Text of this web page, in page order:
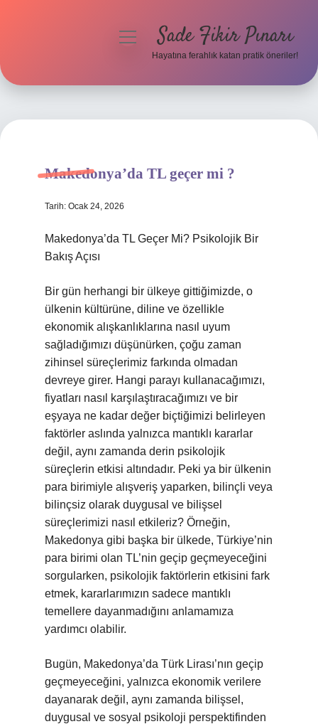
Hakkımızda
menüyüSade Fikir Pınarı
Hayatına ferahlık katan pratik öneriler!
Makedonya’da TL geçer mi ?
Tarih: Ocak 24, 2026
Makedonya’da TL Geçer Mi? Psikolojik Bir
Bakış Açısı
Bir gün herhangi bir ülkeye gittiğimizde, o
ülkenin kültürüne, diline ve özellikle
ekonomik alışkanlıklarına nasıl uyum
sağladığımızı düşünürken, çoğu zaman
zihinsel süreçlerimiz farkında olmadan
devreye girer. Hangi parayı kullanacağımızı,
fiyatları nasıl karşılaştıracağımızı ve bir
eşyaya ne kadar değer biçtiğimizi belirleyen
faktörler aslında yalnızca mantıklı kararlar
değil, aynı zamanda derin psikolojik
süreçlerin etkisi altındadır. Peki ya bir ülkenin
para birimiyle alışveriş yaparken, bilinçli veya
bilinçsiz olarak duygusal ve bilişsel
süreçlerimizi nasıl etkileriz? Örneğin,
Makedonya gibi başka bir ülkede, Türkiye’nin
para birimi olan TL’nin geçip geçmeyeceğini
sorgularken, psikolojik faktörlerin etkisini fark
etmek, kararlarımızın sadece mantıklı
temellere dayanmadığını anlamamıza
yardımcı olabilir.
Bugün, Makedonya’da Türk Lirası’nın geçip
geçmeyeceğini, yalnızca ekonomik verilere
dayanarak değil, aynı zamanda bilişsel,
duygusal ve sosyal psikoloji perspektifinden